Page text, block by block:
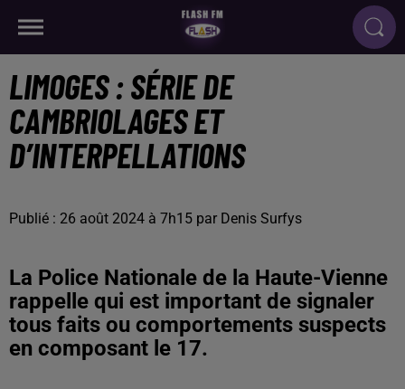
LIMOGES : SÉRIE DE
CAMBRIOLAGES ET
D’INTERPELLATIONS
Publié : 26 août 2024 à 7h15 par Denis Surfys
La Police Nationale de la Haute-Vienne
rappelle qui est important de signaler
tous faits ou comportements suspects
en composant le 17.